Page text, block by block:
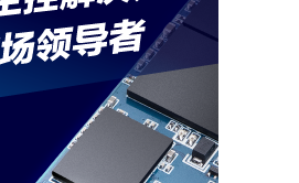
苹果计划iPhone 14首发两
个月后于印度生产
2022-09-22
iphone14预售平台跑路
了！涉及金额高达千万余元